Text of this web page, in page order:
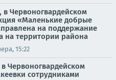
в Червоногвардейском
«Маленькие добрые
на поддержание
на территории района
15:22
в Червоногвардейском
сотрудниками